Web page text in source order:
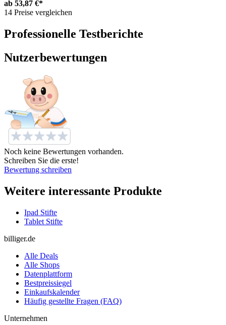
ab 53,87 €*
14 Preise vergleichen
Professionelle Testberichte
Nutzerbewertungen
Noch keine Bewertungen vorhanden.
Schreiben Sie die erste!
Bewertung schreiben
Weitere interessante Produkte
Ipad Stifte
Tablet Stifte
billiger.de
Alle Deals
Alle Shops
Datenplattform
Bestpreissiegel
Einkaufskalender
Häufig gestellte Fragen (FAQ)
Unternehmen